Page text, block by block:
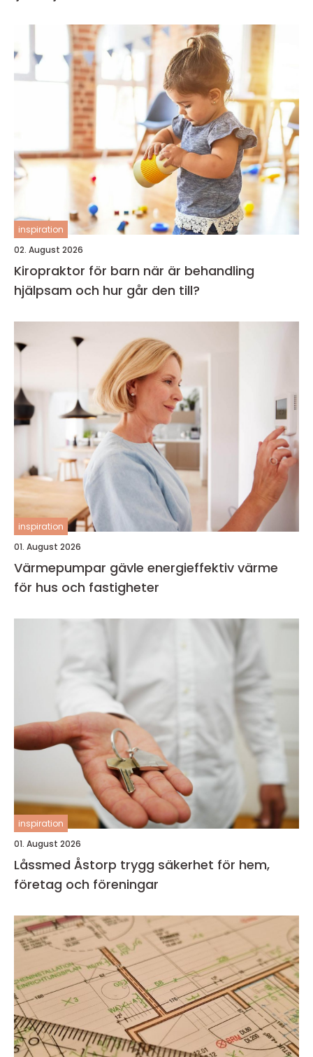
inspiration
02. August 2026
Kiropraktor för barn när är behandling
hjälpsam och hur går den till?
inspiration
01. August 2026
Värmepumpar gävle energieffektiv värme
för hus och fastigheter
inspiration
01. August 2026
Låssmed Åstorp trygg säkerhet för hem,
företag och föreningar